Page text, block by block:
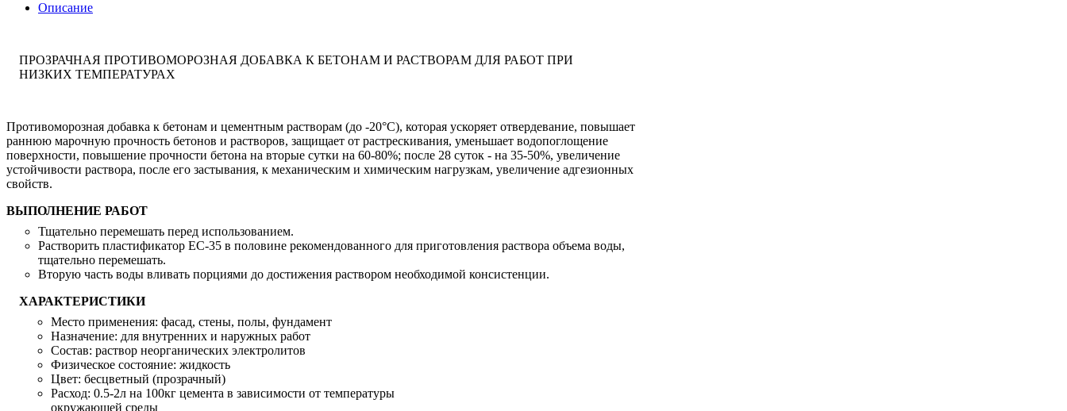
Описание
ПРОЗРАЧНАЯ ПРОТИВОМОРОЗНАЯ ДОБАВКА К БЕТОНАМ И РАСТВОРАМ ДЛЯ РАБОТ ПРИ
НИЗКИХ ТЕМПЕРАТУРАХ
Противоморозная добавка к бетонам и цементным растворам (до -20°С), которая ускоряет отвердевание, повышает
раннюю марочную прочность бетонов и растворов, защищает от растрескивания, уменьшает водопоглощение
поверхности, повышение прочности бетона на вторые сутки на 60-80%; после 28 суток - на 35-50%, увеличение
устойчивости раствора, после его застывания, к механическим и химическим нагрузкам, увеличение адгезионных
свойств.
ВЫПОЛНЕНИЕ РАБОТ
Тщательно перемешать перед использованием.
Растворить пластификатор ЕС-35 в половине рекомендованного для приготовления раствора объема воды,
тщательно перемешать.
Вторую часть воды вливать порциями до достижения раствором необходимой консистенции.
ХАРАКТЕРИСТИКИ
Место применения: фасад, стены, полы, фундамент
Назначение: для внутренних и наружных работ
Состав: раствор неорганических электролитов
Физическое состояние: жидкость
Цвет: бесцветный (прозрачный)
Расход: 0.5-2л на 100кг цемента в зависимости от температуры
окружающей среды